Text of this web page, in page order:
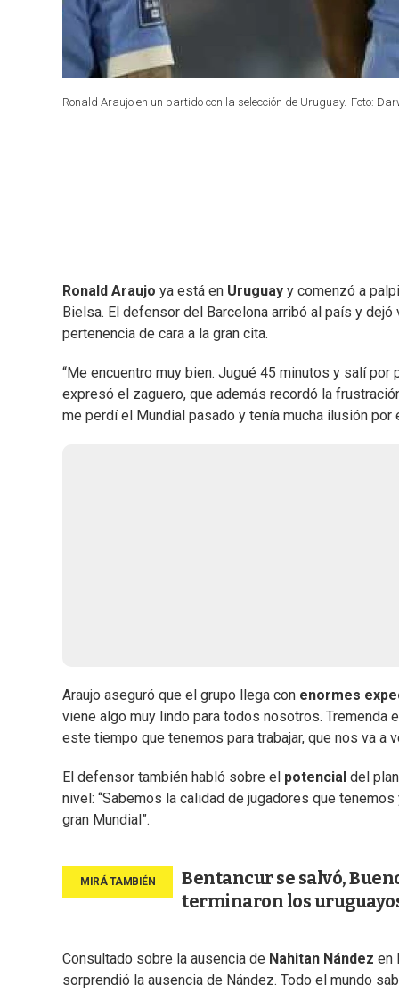
Ronald Araujo en un partido con la selección de Uruguay. Foto:
Ronald Araujo ya está en Uruguay y comenzó a
Bielsa. El defensor del Barcelona arribó al país y
pertenencia de cara a la gran cita.
“Me encuentro muy bien. Jugué 45 minutos y salí por
expresó el zaguero, que además recordó la
me perdí el Mundial pasado y tenía mucha ilusión por
Araujo aseguró que el grupo llega con enormes
viene algo muy lindo para todos nosotros. Tremenda
este tiempo que tenemos para trabajar, que nos va a
El defensor también habló sobre el potencial del
nivel: “Sabemos la calidad de jugadores que
gran Mundial”.
Bentancur se salvó,
terminaron los
Consultado sobre la ausencia de Nahitan Nández en
sorprendió la ausencia de Nández. Todo el mundo